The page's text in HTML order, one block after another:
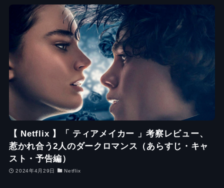
【 Netflix 】「 ティアメイカー 」考察レビュー、
惹かれ合う2人のダークロマンス（あらすじ・キャ
スト・予告編）
2024年4月29日 Netflix